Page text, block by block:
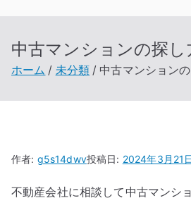
中古マンションの探し
ホーム 未分類 中古マンション
作者: g5s14dwv投稿日: 2024年3月21
不動産会社に相談して中古マンシ